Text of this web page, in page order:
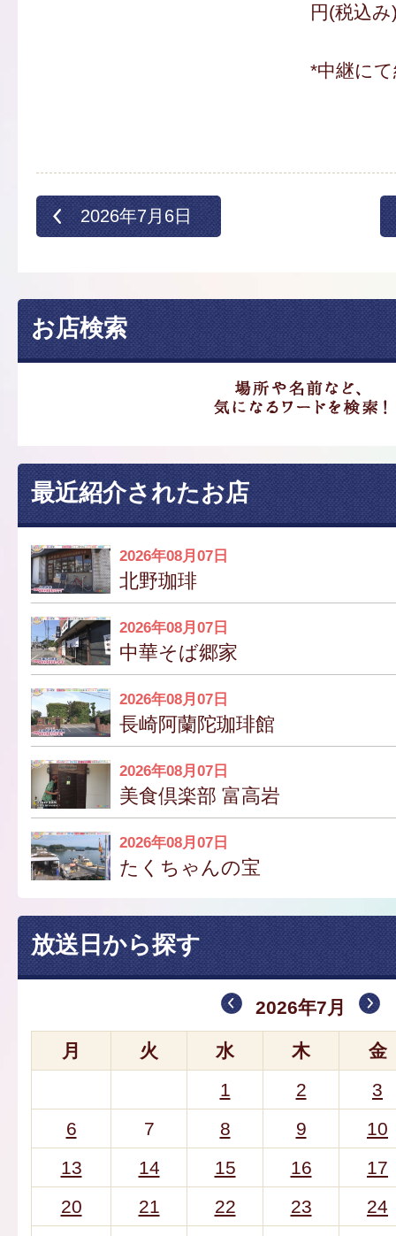
円(税込み
*中継に
2026年7月6日
お店検索
最近紹介されたお店
2026年08月07日
北野珈琲
2026年08月07日
中華そば郷家
2026年08月07日
長崎阿蘭陀珈琲館
2026年08月07日
美食倶楽部 富高岩
2026年08月07日
たくちゃんの宝
放送日から探す
2026年7月
月 火 水 木
金
1
2
3
6
7 8 9
10
13
14 15 16
17
20
21 22 23
24